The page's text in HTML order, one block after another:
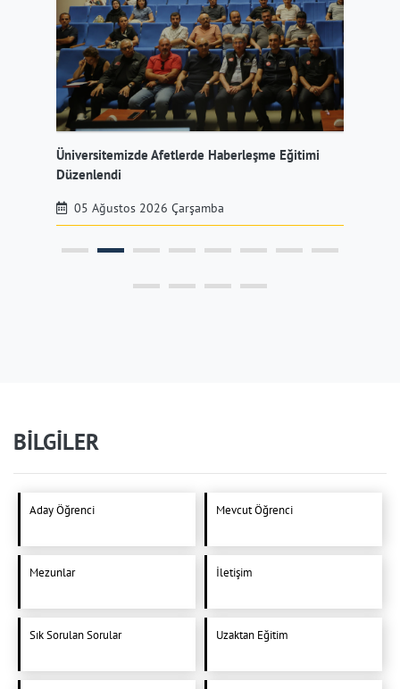
Üniversitemizde Afetlerde Haberleşme Eğitimi
Düzenlendi
05 Ağustos 2026 Çarşamba
BİLGİLER
Aday Öğrenci Mevcut Öğrenci
Mezunlar İletişim
Sık Sorulan Sorular Uzaktan Eğitim